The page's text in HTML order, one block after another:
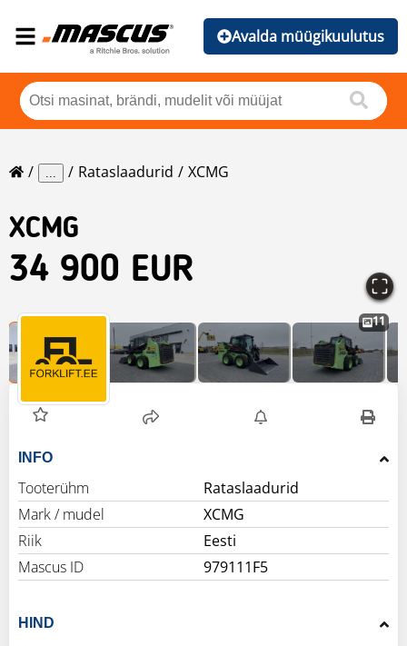
Avalda müügikuulutus
... Rataslaadurid XCMG
XCMG
34 900 EUR
11
INFO
Tooterühm
Rataslaadurid
Mark / mudel
XCMG
Riik
Eesti
Mascus ID
979111F5
HIND